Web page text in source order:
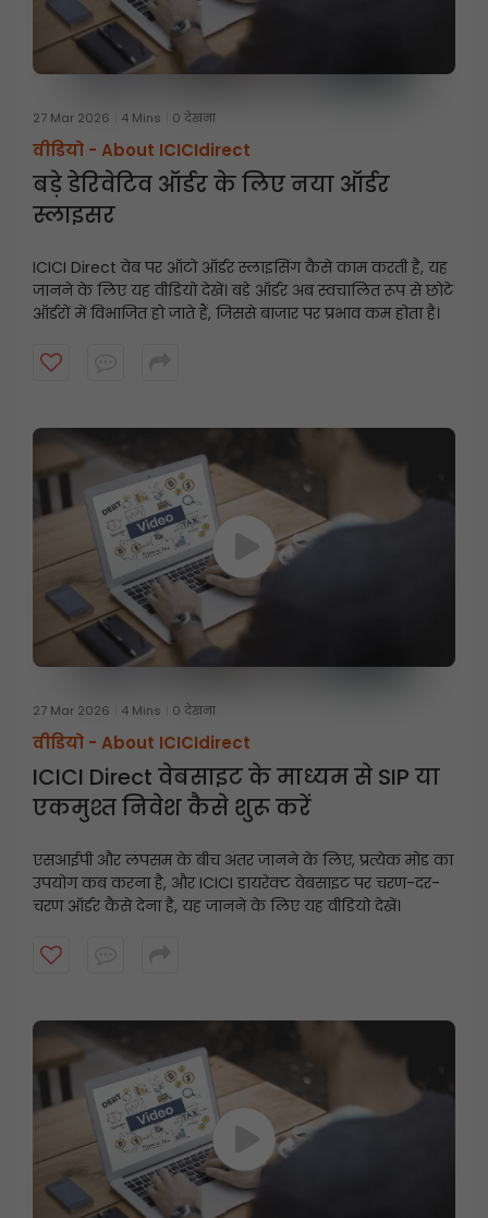
27 Mar 2026 4 Mins 0 देखना
वीडियो - About ICICIdirect
बड़े डेरिवेटिव ऑर्डर के लिए नया ऑर्डर
स्लाइसर
ICICI Direct वेब पर ऑटो ऑर्डर स्लाइसिंग कैसे काम करती है, यह
जानने के लिए यह वीडियो देखें। बड़े ऑर्डर अब स्वचालित रूप से छोटे
ऑर्डरों में विभाजित हो जाते हैं, जिससे बाजार पर प्रभाव कम होता है।
27 Mar 2026 4 Mins 0 देखना
वीडियो - About ICICIdirect
ICICI Direct वेबसाइट के माध्यम से SIP या
एकमुश्त निवेश कैसे शुरू करें
एसआईपी और लंपसम के बीच अंतर जानने के लिए, प्रत्येक मोड का
उपयोग कब करना है, और ICICI डायरेक्ट वेबसाइट पर चरण-दर-
चरण ऑर्डर कैसे देना है, यह जानने के लिए यह वीडियो देखें।